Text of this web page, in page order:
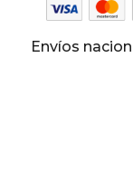
Envíos